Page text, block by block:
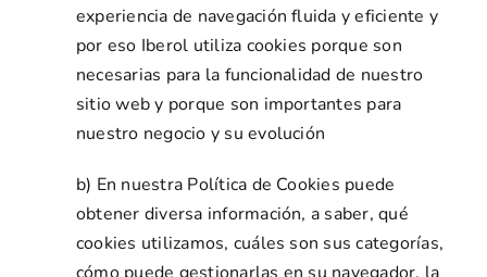
experiencia de navegación fluida y eficiente y
por eso Iberol utiliza cookies porque son
necesarias para la funcionalidad de nuestro
sitio web y porque son importantes para
nuestro negocio y su evolución
b) En nuestra Política de Cookies puede
obtener diversa información, a saber, qué
cookies utilizamos, cuáles son sus categorías,